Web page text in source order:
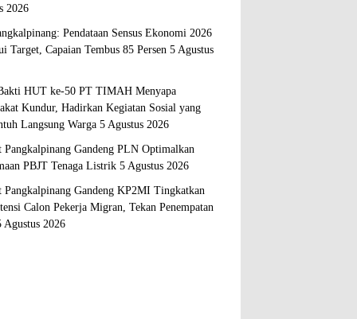
2026
Pendataan Sensus Ekonomi 2026
Target, Capaian Tembus 85 Persen 5 Agustus
HUT ke-50 PT TIMAH Menyapa
Kundur, Hadirkan Kegiatan Sosial yang
Langsung Warga 5 Agustus 2026
Pangkalpinang Gandeng PLN Optimalkan
PBJT Tenaga Listrik 5 Agustus 2026
Pangkalpinang Gandeng KP2MI Tingkatkan
Calon Pekerja Migran, Tekan Penempatan
Agustus 2026